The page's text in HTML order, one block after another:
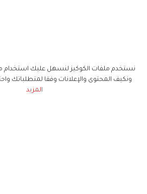
نستخدم ملفات الكوكيز لنسهل عليك استخدام
ونكيف المحتوى والإعلانات وفقا لمتطلباتك
المزيد